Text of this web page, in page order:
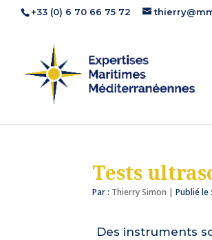
+33 (0) 6 70 66 75 72
Tests
Par : Thierry Simon | Publié le
Des instruments